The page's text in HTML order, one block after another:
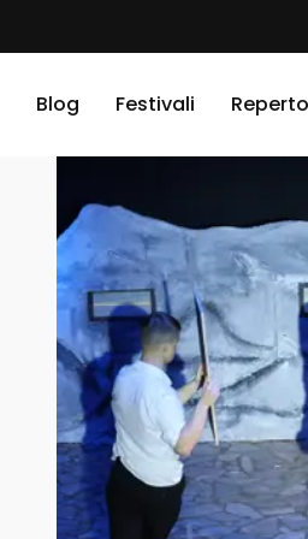
Blog Festivali